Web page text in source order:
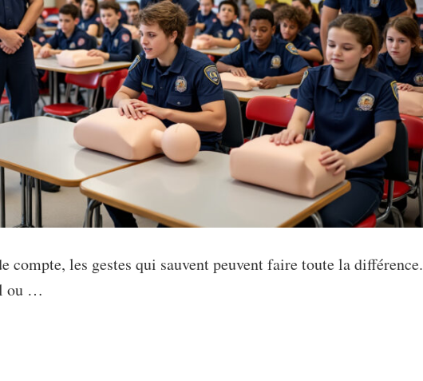
compte, les gestes qui sauvent peuvent faire toute la différence.
ou …